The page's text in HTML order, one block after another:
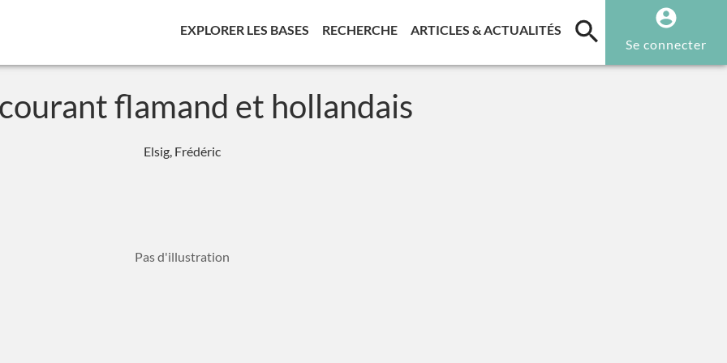
EXPLORER LES BASES (CURRENT)
RECHERCHE(CURRENT)
ARTICLES & ACTUALITÉS (CURRENT)
Se connecter
flamand et hollandais
Elsig, Frédéric
Pas d'illustration